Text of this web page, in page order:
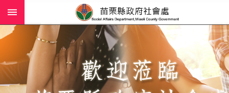
跳到主要內容區塊
進